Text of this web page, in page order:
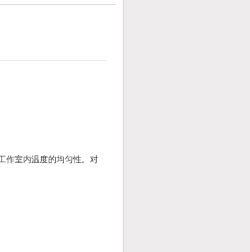
作室内温度的均匀性。对